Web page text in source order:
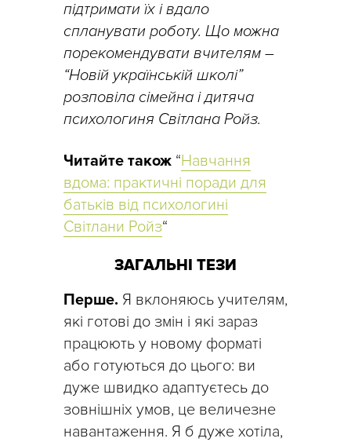
підтримати їх і вдало
спланувати роботу. Що можна
порекомендувати вчителям –
“Новій українській школі”
розповіла сімейна і дитяча
психологиня Світлана Ройз.
Читайте також “Навчання
вдома: практичні поради для
батьків від психологині
Світлани Ройз“
ЗАГАЛЬНІ ТЕЗИ
Перше. Я вклоняюсь учителям,
які готові до змін і які зараз
працюють у новому форматі
або готуються до цього: ви
дуже швидко адаптуєтесь до
зовнішніх умов, це величезне
навантаження. Я б дуже хотіла,